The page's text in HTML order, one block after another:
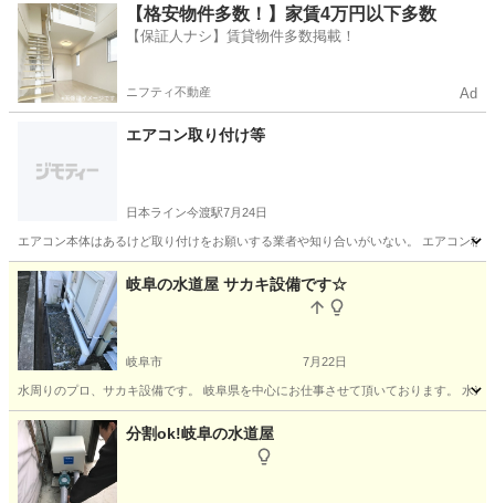
岐阜 中津川市 中津川駅 電気工事 無料
【格安物件多数！】家賃4万円以下多数
【保証人ナシ】賃貸物件多数掲載！
ニフティ不動産 Ad
エアコン取り付け等
日本ライン今渡駅7月24日
エアコン本体はあるけど取り付けをお願いする業者や知り合いがいない。 エアコン
岐阜 美濃加茂市 日本ライン今渡駅 電気工事
岐阜の水道屋 サカキ設備です☆
岐阜市 7月22日
水周りのプロ、サカキ設備です。 岐阜県を中心にお仕事させて頂いております。 水
岐阜 岐阜市 水道工事
分割ok!岐阜の水道屋